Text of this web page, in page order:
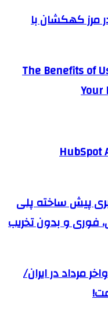
مرز کهکشان با
The Benefits of
Your
HubSpot
پیش ساخته پلی
فوری و بدون تخریب
مرداد در ایران/